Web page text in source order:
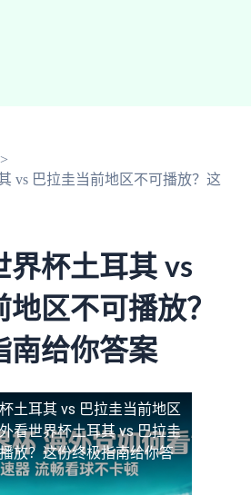
vs 巴拉圭当前地区不可播放？这
界杯土耳其 vs
区不可播放？
南给你答案
土耳其 vs 巴拉圭当前地区
看世界杯土耳其 vs 巴拉圭
放？这份终极指南给你答